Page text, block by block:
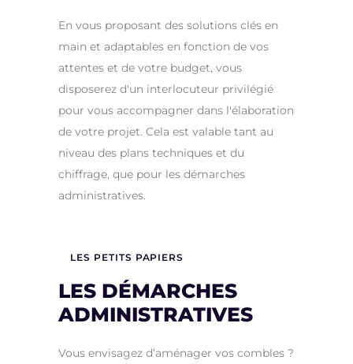
En vous proposant des solutions clés en
main et adaptables en fonction de vos
attentes et de votre budget, vous
disposerez d'un interlocuteur privilégié
pour vous accompagner dans l'élaboration
de votre projet. Cela est valable tant au
niveau des plans techniques et du
chiffrage, que pour les démarches
administratives.
LES PETITS PAPIERS
LES DÉMARCHES
ADMINISTRATIVES
Vous envisagez d’aménager vos combles ?